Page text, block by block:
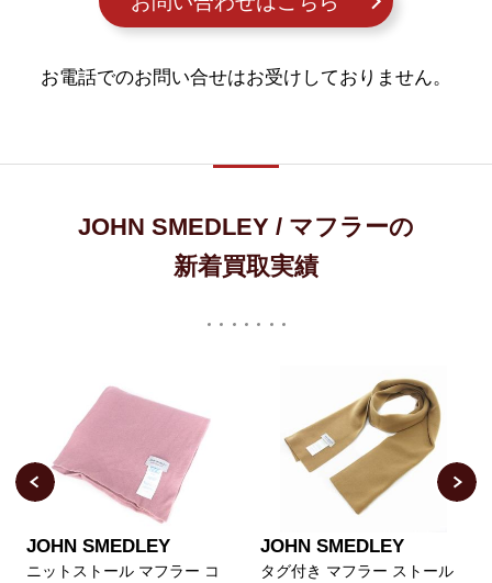
お電話でのお問い合せはお受けしておりません。
JOHN SMEDLEY / マフラーの
新着買取実績
JOHN SMEDLEY
ニットストール マフラー コ
JOHN SMEDLEY
タグ付き マフラー ストール